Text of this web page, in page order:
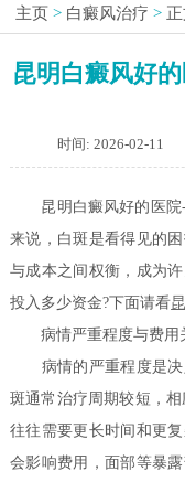
主页 > 白癜风治疗 >
昆明白癜风好
时间: 2026-02-11
昆明白癜风好的医院
来说，白斑是看得见的
与成本之间权衡，成为
投入多少资金?下面请看
病情严重程度与费用
病情的严重程度是决
斑通常治疗周期较短，
往往需要更长时间和更
会影响费用，面部等暴